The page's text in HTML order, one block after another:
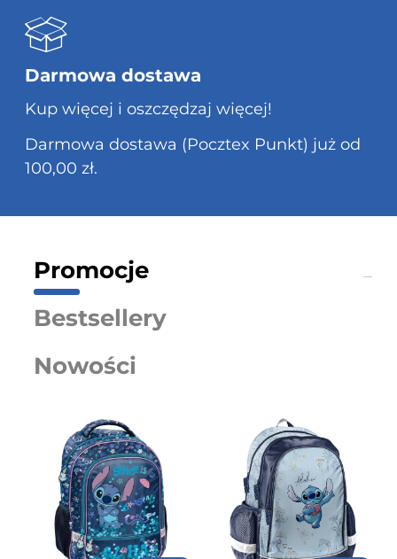
Darmowa dostawa
Kup więcej i oszczędzaj więcej!
Darmowa dostawa (Pocztex Punkt) już od
100,00 zł.
Promocje
Nowości
Bestsellery